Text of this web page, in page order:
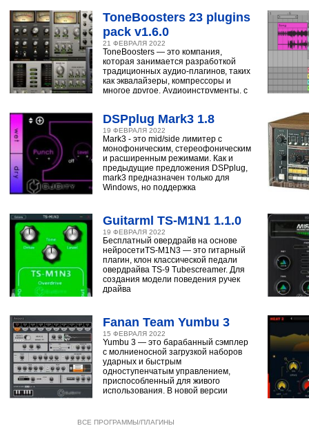
ToneBoosters 23 plugins
pack v1.6.0
21 ФЕВРАЛЯ 2022
ToneBoosters — это компания,
которая занимается разработкой
традиционных аудио-плагинов, таких
как эквалайзеры, компрессоры и
многое другое. Аудиоинструменты, с
DSPplug Mark3 1.8
19 ФЕВРАЛЯ 2022
Mark3 - это mid/side лимитер с
монофоническим, стереофоническим
и расширенным режимами. Как и
предыдущие предложения DSPplug,
mark3 предназначен только для
Windows, но поддержка
Guitarml TS-M1N1 1.1.0
19 ФЕВРАЛЯ 2022
Бесплатный овердрайв на основе
нейросетиTS-M1N3 — это гитарный
плагин, клон классической педали
овердрайва TS-9 Tubescreamer. Для
создания модели поведения ручек
драйва
Fanan Team Yumbu 3
15 ФЕВРАЛЯ 2022
Yumbu 3 — это барабанный сэмплер
с молниеносной загрузкой наборов
ударных и быстрым
одноступенчатым управлением,
приспособленный для живого
использования. В новой версии
ВСЕ ПРОГРАММЫ/ПЛАГИНЫ